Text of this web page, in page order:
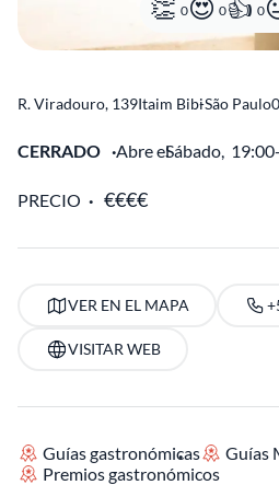
0 0 0
R. Viradouro, 139Itaim Bibi-São Paulo
CERRADO Abre elSábado,
PRECIO
VER EN EL MAPA
VISITAR WEB
Guías gastronómicas
Guías
Premios gastronómicos